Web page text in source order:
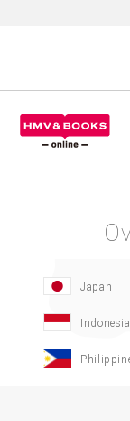
Japan
Indonesia